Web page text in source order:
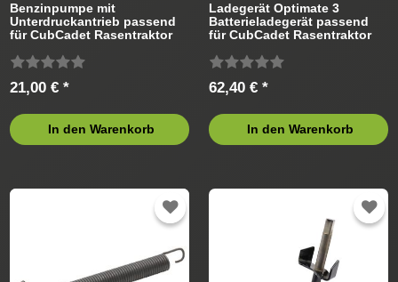
Benzinpumpe mit
Unterdruckantrieb passend
für CubCadet Rasentraktor
21,00 € *
In den Warenkorb
Ladegerät Optimate 3
Batterieladegerät passend
für CubCadet Rasentraktor
62,40 € *
In den Warenkorb